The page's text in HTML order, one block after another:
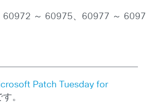
60972 ～ 60975、60977 ～
Patch Tuesday for
。